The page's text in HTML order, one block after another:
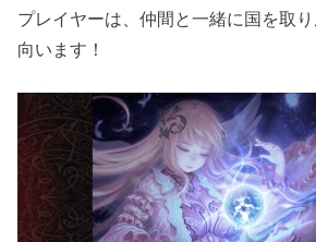
プレイヤーは、仲間と一緒に国を取
向います！